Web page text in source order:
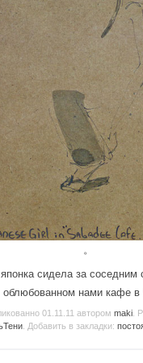
。
сидела за соседним
облюбованном нами кафе в
01.11.11 автором maki .
. Добавить в закладки: